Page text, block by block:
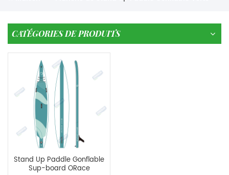
CATÉGORIES DE PRODUITS
Stand Up Paddle Gonflable
Sup-board ORace